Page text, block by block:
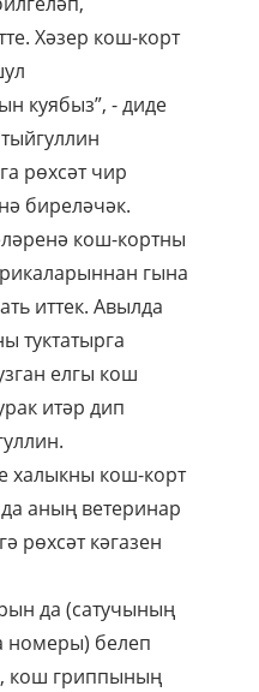
Хәзер кош-корт
куябыз”, - диде
рөхсәт чир
биреләчәк.
кош-кортны
гына
иттек. Авылда
туктатырга
елгы кош
итәр дип
халыкны кош-корт
аның ветеринар
рөхсәт кәгазен
да (сатучының
номеры) белеп
кош гриппының